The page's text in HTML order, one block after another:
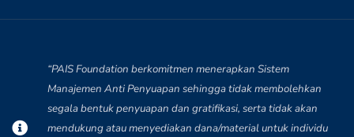
“PAIS Foundation berkomitmen menerapkan Sistem
Manajemen Anti Penyuapan sehingga tidak membolehkan
segala bentuk penyuapan dan gratifikasi, serta tidak akan
mendukung atau menyediakan dana/material untuk individu